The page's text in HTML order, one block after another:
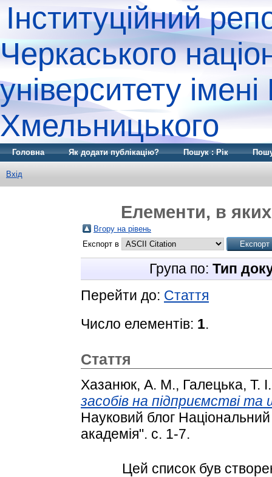
Інституційний
Черкаського
університету
Хмельницького
Головна Як додати публікацію? Пошук : Рік
Вхід
Елементи, в
Вгору на рівень
Експорт в
Група по: Тип
Перейти до: Стаття
Число елементів: 1.
Стаття
Хазанюк, А. М., Галецька, Т. І.
засобів на підприємстві
Науковий блог
академія". с. 1-7.
Цей список був